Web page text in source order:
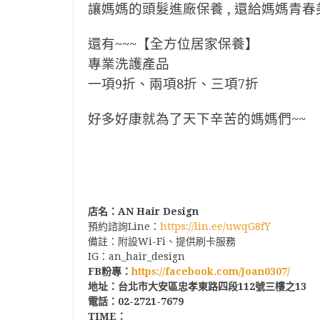
讓媽媽的頭髮進廠保養 , 還給媽媽青春
還有~~~【全方位居家保養】
專業洗護產品
一項9折、兩項8折、三項7折
好多好康就為了天下辛苦的媽媽們~~
店名 ： AN Hair Design
預約諮詢Line： https://lin.ee/uwqG8fY
備註：附設Wi-Fi、提供刷卡服務
IG：an_hair_design
FB粉專 ：https://facebook.com/Joan0307/
地址 ：台北市大安區忠孝東路四段112號三樓之13
電話 ： 02-2721-7679
TIME ：